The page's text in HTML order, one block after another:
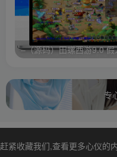
专
赶紧收藏我们,查看更多心仪的